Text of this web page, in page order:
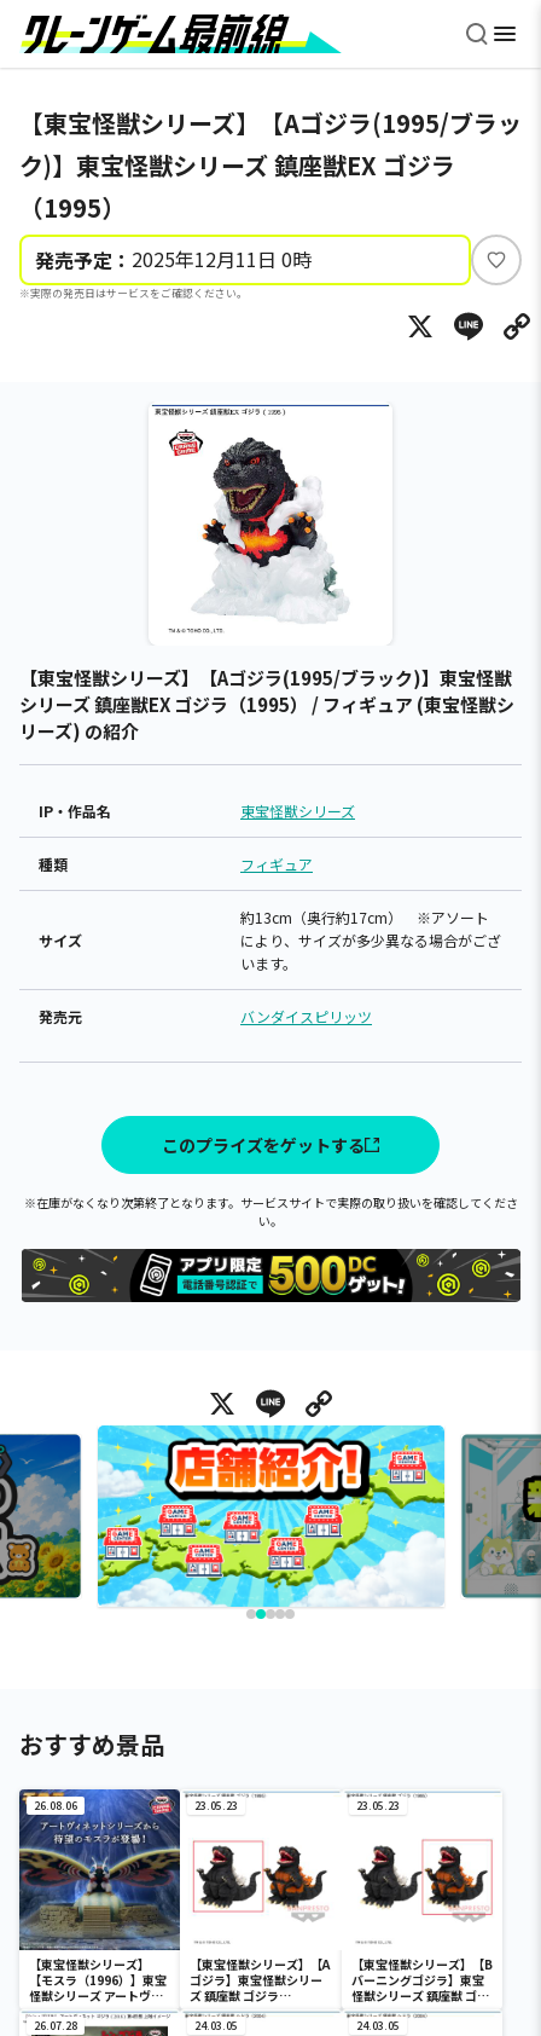
【東宝怪獣シリーズ】【Aゴジラ(1995/ブラッ
ク)】東宝怪獣シリーズ 鎮座獣EX ゴジラ
（1995）
発売予定： 2025年12月11日 0時
※実際の発売日はサービスをご確認ください。
い
ね
X
【東宝怪獣シリーズ】【Aゴジラ(1995/ブラック)】東宝怪獣
シリーズ 鎮座獣EX ゴジラ（1995） / フィギュア (東宝怪獣シ
リーズ) の紹介
IP・作品名 東宝怪獣シリーズ
種類 フィギュア
サイズ
約13cm（奥行約17cm） ※アソート
により、サイズが多少異なる場合がござ
います。
発売元 バンダイスピリッツ
このプライズをゲットする
※在庫がなくなり次第終了となります。サービスサイトで実際の取り扱いを確認してくださ
い。
X Line
おすすめ景品
26.08.06
【東宝怪獣シリーズ】
【モスラ（1996）】東宝
怪獣シリーズ アートヴィ
ネット モスラ（1996）
23.05.23
【東宝怪獣シリーズ】【A
ゴジラ】東宝怪獣シリー
ズ 鎮座獣 ゴジラ
（1995）
23.05.23
【東宝怪獣シリーズ】【B
バーニングゴジラ】東宝
怪獣シリーズ 鎮座獣 ゴジ
ラ（1995）
26.07.28 24.03.05 24.03.05